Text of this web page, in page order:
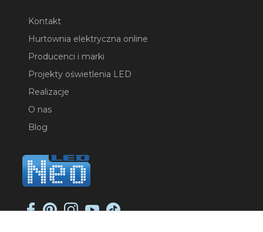
Kontakt
Hurtownia elektryczna online
Producenci i marki
Projekty oświetlenia LED
Realizacje
O nas
Blog